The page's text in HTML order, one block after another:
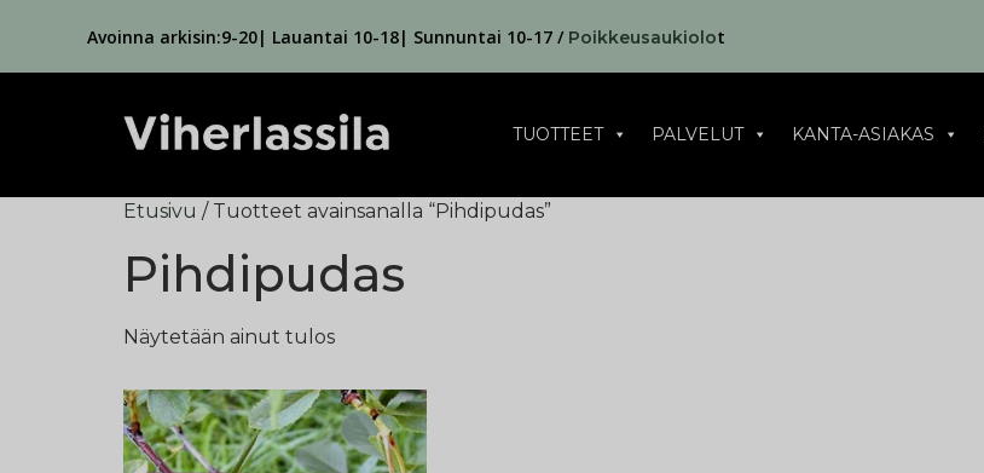
Avoinna arkisin:9-20| Lauantai 10-18| Sunnuntai 10-17 / Poikkeusaukiolot
TUOTTEET PALVELUT KANTA-ASIAKAS
Etusivu / Tuotteet avainsanalla “Pihdipudas”
Pihdipudas
Näytetään ainut tulos